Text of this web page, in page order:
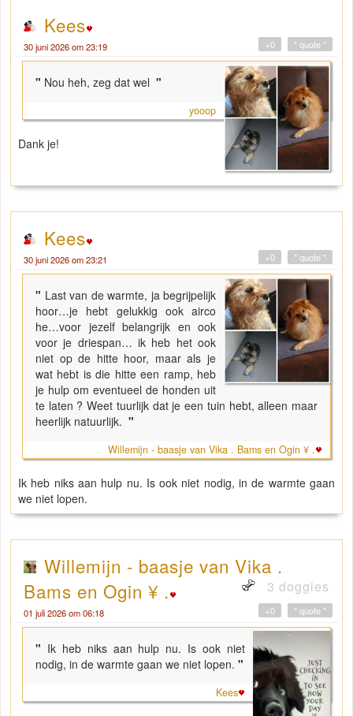
Kees
30 juni 2026 om 23:19 " quote "
+0
" Nou heh, zeg dat wel "
yooop
Dank je!
Kees
30 juni 2026 om 23:21 " quote "
+0
" Last van de warmte, ja begrijpelijk
hoor…je hebt gelukkig ook airco
he…voor jezelf belangrijk en ook
voor je driespan… ik heb het ook
niet op de hitte hoor, maar als je
wat hebt is die hitte een ramp, heb
je hulp om eventueel de honden uit
te laten ? Weet tuurlijk dat je een tuin hebt, alleen maar
heerlijk natuurlijk. "
Willemijn - baasje van Vika . Bams en Ogin ¥ .
Ik heb niks aan hulp nu. Is ook niet nodig, in de warmte gaan
we niet lopen.
Willemijn - baasje van Vika .
Bams en Ogin ¥ .
3 doggies
01 juli 2026 om 06:18 " quote "
+0
" Ik heb niks aan hulp nu. Is ook niet
nodig, in de warmte gaan we niet lopen. "
Kees